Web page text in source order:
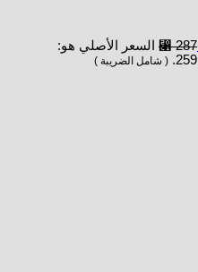
⃁287
السعر الأصلي هو:
( شامل الضريبة )